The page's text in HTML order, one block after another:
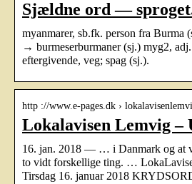
Sjældne ord —
myanmarer, sb.fk. person fra Burma
→ burmeserburmaner (sj.) myg2,
eftergivende, veg; spag (sj.).
http ://www.e-pages.dk ›
Lokalavisen Lemvig –
16. jan. 2018 — … i Danmark og at
to vidt forskellige ting. …
Tirsdag 16. januar 2018